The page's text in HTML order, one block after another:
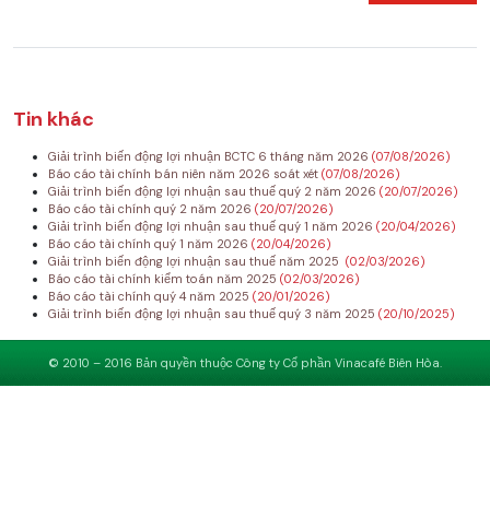
Tin khác
Giải trình biến động lợi nhuận BCTC 6 tháng năm 2026 (07/08/2026)
Báo cáo tài chính bán niên năm 2026 soát xét (07/08/2026)
Giải trình biến động lợi nhuận sau thuế quý 2 năm 2026 (20/07/2026)
Báo cáo tài chính quý 2 năm 2026 (20/07/2026)
Giải trình biến động lợi nhuận sau thuế quý 1 năm 2026 (20/04/2026)
Báo cáo tài chính quý 1 năm 2026 (20/04/2026)
Giải trình biến động lợi nhuận sau thuế năm 2025 (02/03/2026)
Báo cáo tài chính kiểm toán năm 2025 (02/03/2026)
Báo cáo tài chính quý 4 năm 2025 (20/01/2026)
Giải trình biến động lợi nhuận sau thuế quý 3 năm 2025 (20/10/2025)
© 2010 – 2016 Bản quyền thuộc Công ty Cổ phần Vinacafé Biên Hòa.